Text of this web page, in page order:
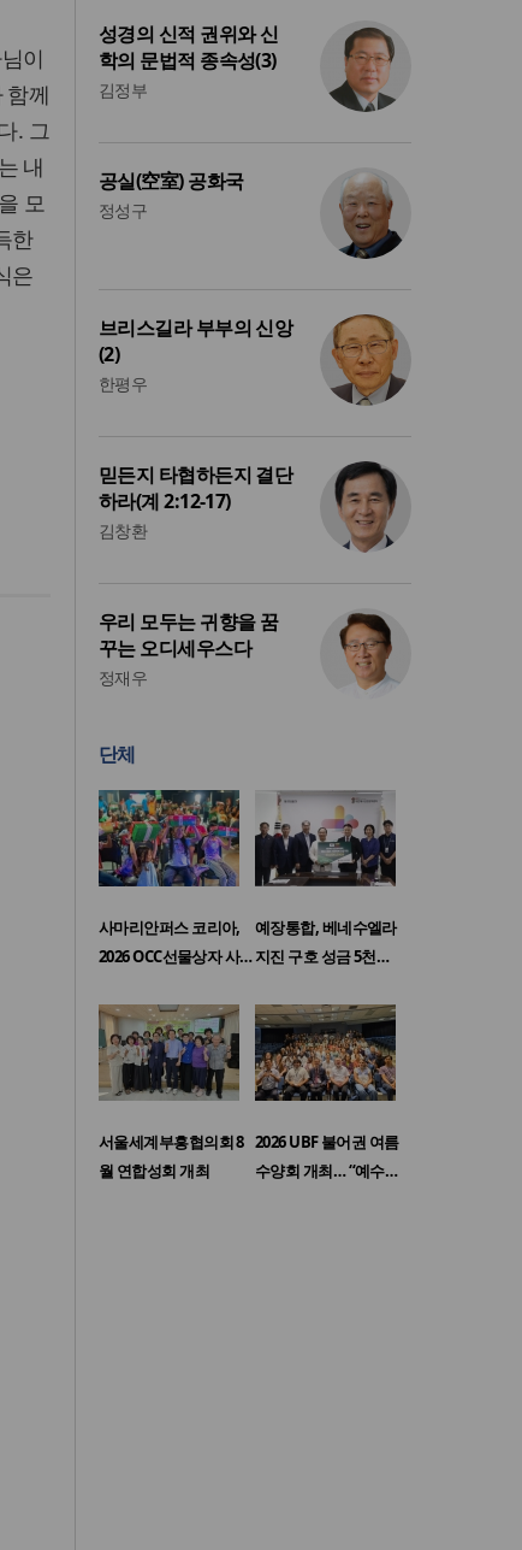
이
함께
. 그
내
모
한
은
성경의 신적 권위와 신
학의 문법적 종속성(3)
김정부
공실(空室) 공화국
정성구
브리스길라 부부의 신앙
(2)
한평우
믿든지 타협하든지 결단
하라(계 2:12-17)
김창환
우리 모두는 귀향을 꿈
꾸는 오디세우스다
정재우
단체
사마리안퍼스 코리아,
2026 OCC선물상자 사…
예장통합, 베네수엘라
지진 구호 성금 5천…
서울세계부흥협의회 8
월 연합성회 개최
2026 UBF 불어권 여름
수양회 개최… “예수…